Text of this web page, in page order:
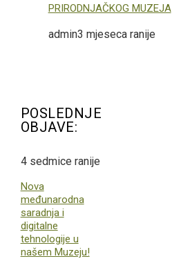
PRIRODNJAČKOG MUZEJA
admin3 mjeseca ranije
POSLEDNJE
OBJAVE:
4 sedmice ranije
Nova
međunarodna
saradnja i
digitalne
tehnologije u
našem Muzeju!